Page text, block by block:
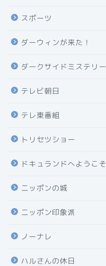
スポーツ
ダーウィンが来た！
ダークサイドミステリー
テレビ朝日
テレ東番組
トリセツショー
ドキュランドへようこそ
ニッポンの城
ニッポン印象派
ノーナレ
ハルさんの休日